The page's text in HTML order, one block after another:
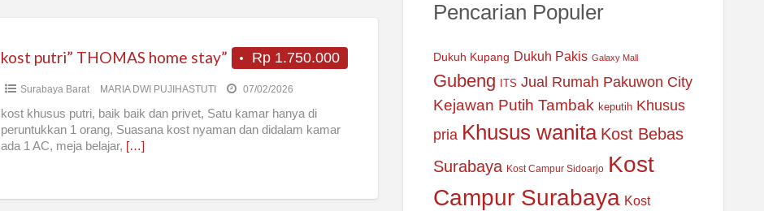
Rp 1.750.000
kost putri” THOMAS home stay”
Surabaya Barat MARIA DWI PUJIHASTUTI 07/02/2026
kost khusus putri, baik baik dan privet, Satu kamar hanya di
peruntukkan 1 orang, Suasana kost nyaman dan didalam kamar
ada 1 AC, meja belajar, […]
Pencarian Populer
Dukuh Kupang Dukuh Pakis Galaxy Mall
Gubeng ITS Jual Rumah Pakuwon City
Kejawan Putih Tambak keputih Khusus
pria Khusus wanita Kost Bebas
Surabaya Kost Campur Sidoarjo Kost
Campur Surabaya Kost